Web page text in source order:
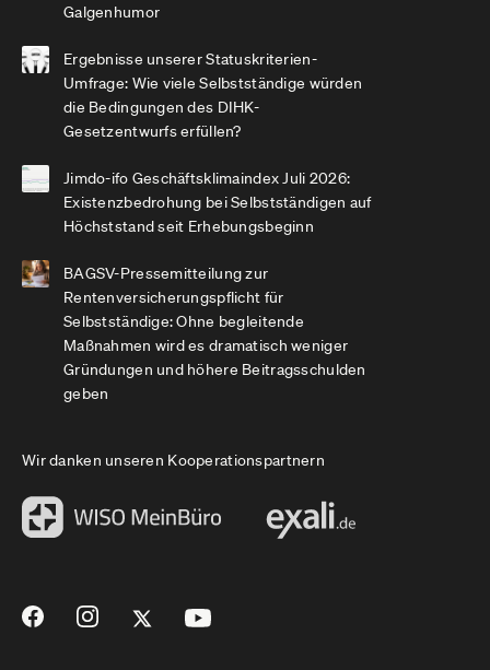
Galgenhumor
Ergebnisse unserer Statuskriterien-
Umfrage: Wie viele Selbstständige würden
die Bedingungen des DIHK-
Gesetzentwurfs erfüllen?
Jimdo-ifo Geschäftsklimaindex Juli 2026:
Existenzbedrohung bei Selbstständigen auf
Höchststand seit Erhebungsbeginn
BAGSV-Pressemitteilung zur
Rentenversicherungspflicht für
Selbstständige: Ohne begleitende
Maßnahmen wird es dramatisch weniger
Gründungen und höhere Beitragsschulden
geben
Wir danken unseren Kooperationspartnern